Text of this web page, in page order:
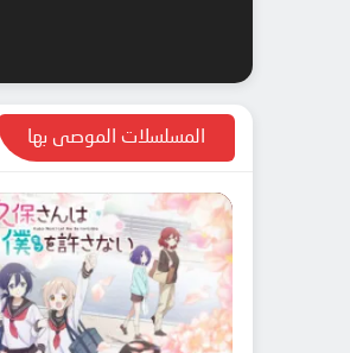
المسلسلات الموصى بها